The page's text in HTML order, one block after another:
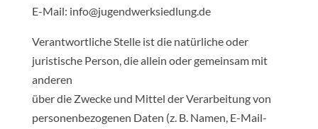
E-Mail: info@jugendwerksiedlung.de
Verantwortliche Stelle ist die natürliche oder
juristische Person, die allein oder gemeinsam mit
anderen
über die Zwecke und Mittel der Verarbeitung von
personenbezogenen Daten (z. B. Namen, E-Mail-